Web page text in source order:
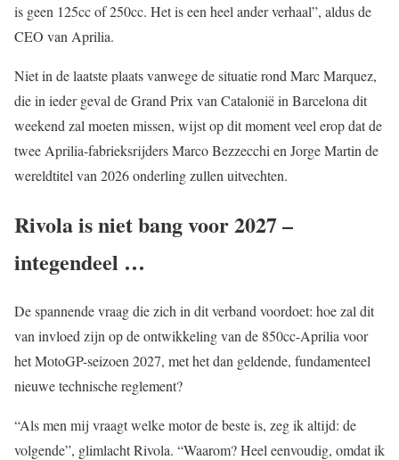
is geen 125cc of 250cc. Het is een heel ander verhaal”, aldus de
CEO van Aprilia.
Niet in de laatste plaats vanwege de situatie rond Marc Marquez,
die in ieder geval de Grand Prix van Catalonië in Barcelona dit
weekend zal moeten missen, wijst op dit moment veel erop dat de
twee Aprilia-fabrieksrijders Marco Bezzecchi en Jorge Martin de
wereldtitel van 2026 onderling zullen uitvechten.
Rivola is niet bang voor 2027 –
integendeel …
De spannende vraag die zich in dit verband voordoet: hoe zal dit
van invloed zijn op de ontwikkeling van de 850cc-Aprilia voor
het MotoGP-seizoen 2027, met het dan geldende, fundamenteel
nieuwe technische reglement?
“Als men mij vraagt welke motor de beste is, zeg ik altijd: de
volgende”, glimlacht Rivola. “Waarom? Heel eenvoudig, omdat ik